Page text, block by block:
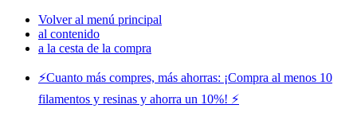
Volver al menú principal
al contenido
a la cesta de la compra
⚡️Cuanto más compres, más ahorras: ¡Compra al menos 10
filamentos y resinas y ahorra un 10%! ⚡️